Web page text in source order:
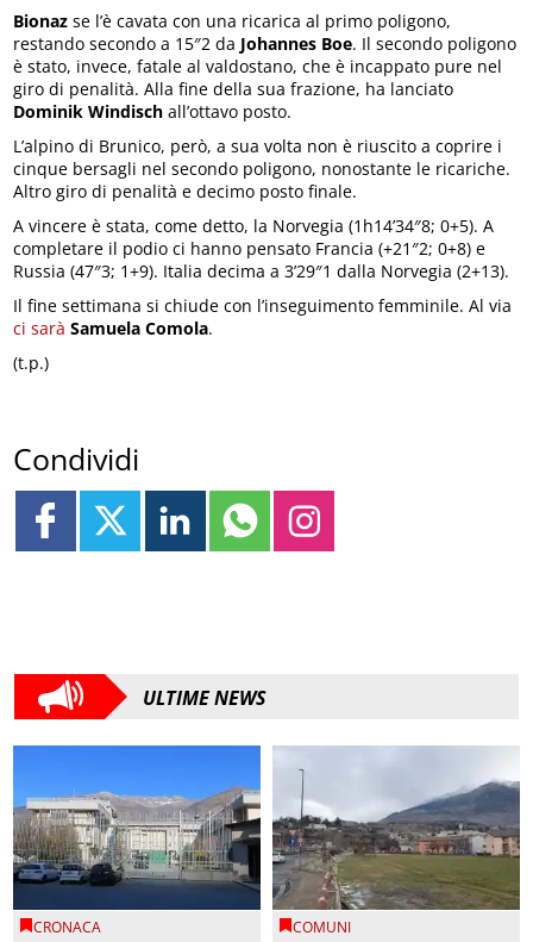
Bionaz se l’è cavata con una ricarica al primo poligono,
restando secondo a 15″2 da Johannes Boe. Il secondo poligono
è stato, invece, fatale al valdostano, che è incappato pure nel
giro di penalità. Alla fine della sua frazione, ha lanciato
Dominik Windisch all’ottavo posto.
L’alpino di Brunico, però, a sua volta non è riuscito a coprire i
cinque bersagli nel secondo poligono, nonostante le ricariche.
Altro giro di penalità e decimo posto finale.
A vincere è stata, come detto, la Norvegia (1h14’34″8; 0+5). A
completare il podio ci hanno pensato Francia (+21″2; 0+8) e
Russia (47″3; 1+9). Italia decima a 3’29″1 dalla Norvegia (2+13).
Il fine settimana si chiude con l’inseguimento femminile. Al via
ci sarà Samuela Comola.
(t.p.)
Condividi
ULTIME NEWS
CRONACA COMUNI